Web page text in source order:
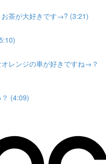
お茶が大好きです→? (3:21)
レンジの車が好きですね→？
(4:09)